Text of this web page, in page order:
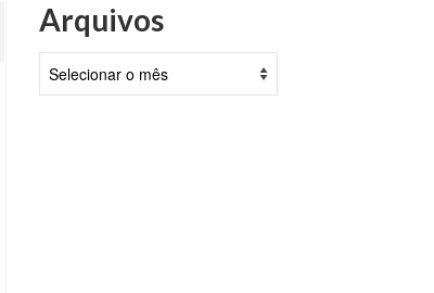
Arquivos